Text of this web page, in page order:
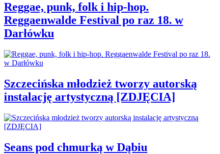
Reggae, punk, folk i hip-hop.
Reggaenwalde Festival po raz 18. w
Darłówku
Szczecińska młodzież tworzy autorską
instalację artystyczną [ZDJĘCIA]
Seans pod chmurką w Dąbiu